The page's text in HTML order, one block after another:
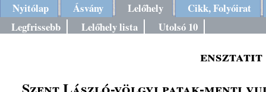
Nyitólap Ásvány Lelőhely
Cikk, Folyóirat
Legfrissebb
Lelőhely lista Utolsó 10
ensztatit